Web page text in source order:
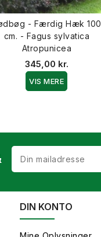
- Færdig Hæk 100
cm. - Fagus sylvatica
Atropunicea
345,00 kr.
VIS MERE
DIN KONTO